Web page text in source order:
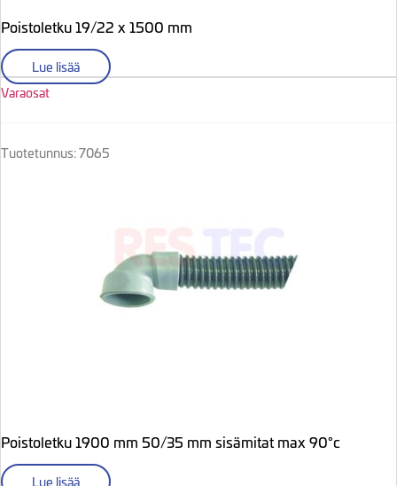
Poistoletku 19/22 x 1500 mm
Lue lisää
Varaosat
Tuotetunnus: 7065
Poistoletku 1900 mm 50/35 mm sisämitat max 90°c
Lue lisää